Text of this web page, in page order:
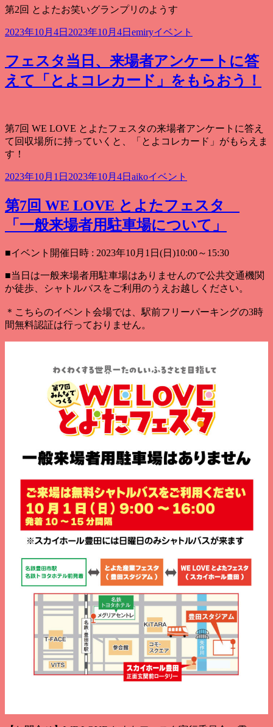
第2回 とよたお笑いグランプリのようす
投
日:
2023年10月4日 2023年10月4日 作
者
emiryカ
ゴ
リ
ー
イベント
フェスタ当日、来場者アンケートに答
えて「とよコレカード」をもらおう！
第7回 WE LOVE とよたフェスタの来場者アンケートに答え
て回収場所に持っていくと、「とよコレカード」がもらえま
す！
投
日:
2023年10月1日 2023年10月4日 作
者
aikoカ
ゴ
リ
ー
イベント
第7回 WE LOVE とよたフェスタ
「一般来場者用駐車場について」
■イベント開催日時 : 2023年10月1日(日)10:00～15:30
■当日は一般来場者用駐車場はありませんので公共交通機関
か徒歩、シャトルバスをご利用のうえお越しください。
＊こちらのイベント会場では、駅前フリーパーキングの3時
間無料認証は行っておりません。